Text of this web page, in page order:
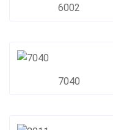
6002
7040